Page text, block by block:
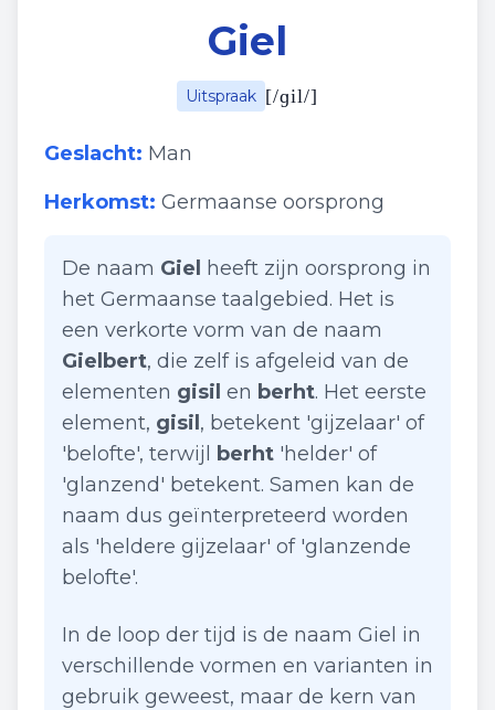
Giel
Uitspraak [/ɡil/]
Geslacht: Man
Herkomst: Germaanse oorsprong
De naam Giel
heeft zijn oorsprong in
het Germaanse taalgebied. Het is
een verkorte vorm van de naam
Gielbert, die zelf is afgeleid van de
elementen gisil en berht. Het eerste
element, gisil , betekent 'gijzelaar' of
'belofte', terwijl
berht 'helder' of
'glanzend' betekent. Samen kan de
naam dus geïnterpreteerd worden
als 'heldere gijzelaar' of 'glanzende
belofte'.
In de loop der tijd is de naam Giel in
verschillende vormen en varianten in
gebruik geweest, maar de kern van